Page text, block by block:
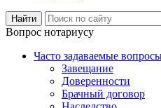
Вопрос нотариусу
Часто задаваемые
Завещание
Доверенности
Брачный договор